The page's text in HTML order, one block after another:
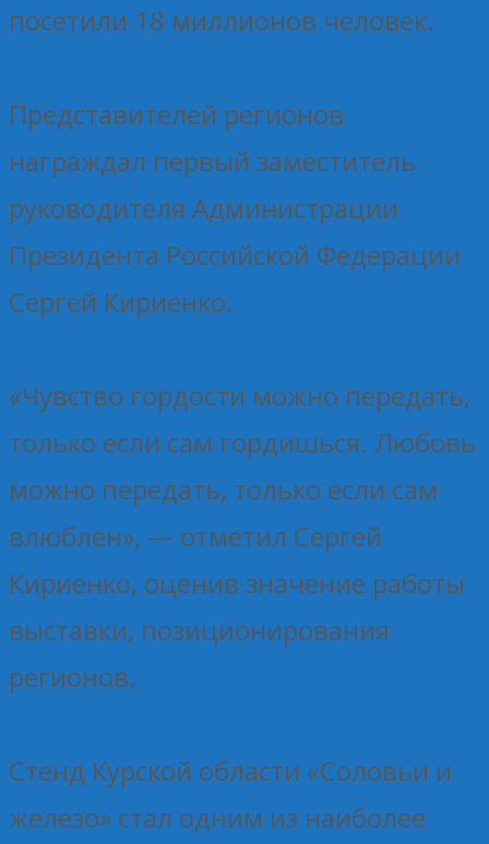
посетили 18 миллионов человек.
Представителей регионов
награждал первый заместитель
руководителя Администрации
Президента Российской Федерации
Сергей Кириенко.
«Чувство гордости можно передать,
только если сам гордишься. Любовь
можно передать, только если сам
влюблен», — отметил Сергей
Кириенко, оценив значение работы
выставки, позиционирования
регионов.
Стенд Курской области «Соловьи и
железо» стал одним из наиболее